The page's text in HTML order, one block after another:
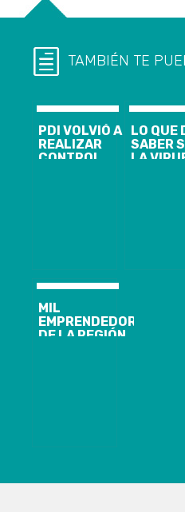
TAMBIÉN TE
PDI VOLVIÓ A
REALIZAR
CONTROL
LO QUE
SABER
LA
MIL
EMPRENDEDORES
DE LA REGIÓN